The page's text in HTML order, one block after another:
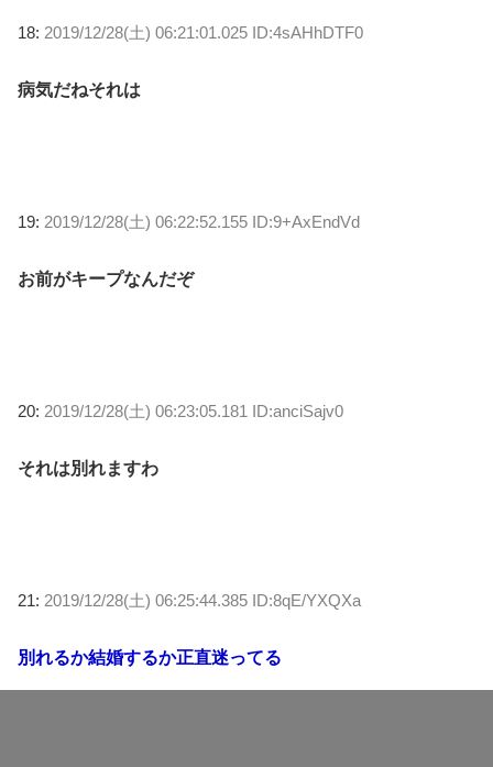
18: 2019/12/28(土) 06:21:01.025 ID:4sAHhDTF0
病気だねそれは
19: 2019/12/28(土) 06:22:52.155 ID:9+AxEndVd
お前がキープなんだぞ
20: 2019/12/28(土) 06:23:05.181 ID:anciSajv0
それは別れますわ
21: 2019/12/28(土) 06:25:44.385 ID:8qE/YXQXa
別れるか結婚するか正直迷ってる